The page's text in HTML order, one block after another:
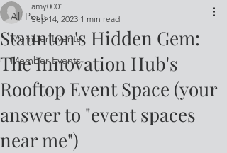
All Posts
Member Events
Member Events
Staunton's Hidden Gem:
The Innovation Hub's
Rooftop Event Space (your
answer to "event spaces
near me")
amy0001
Sep 14, 2023 1 min read